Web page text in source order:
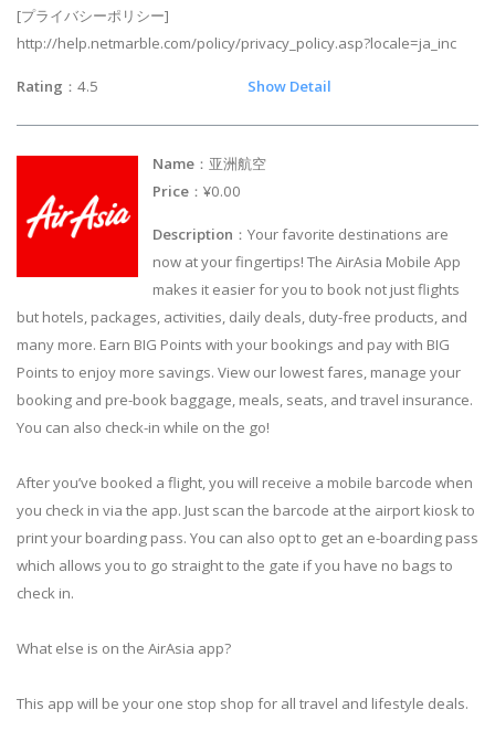
[プライバシーポリシー]
http://help.netmarble.com/policy/privacy_policy.asp?locale=ja_inc
Rating ：4.5 Show Detail
Name ：亚洲航空
Price ：¥0.00
Description ：Your favorite destinations are
now at your fingertips! The AirAsia Mobile App
makes it easier for you to book not just flights
but hotels, packages, activities, daily deals, duty-free products, and
many more. Earn BIG Points with your bookings and pay with BIG
Points to enjoy more savings. View our lowest fares, manage your
booking and pre-book baggage, meals, seats, and travel insurance.
You can also check-in while on the go!
After you’ve booked a flight, you will receive a mobile barcode when
you check in via the app. Just scan the barcode at the airport kiosk to
print your boarding pass. You can also opt to get an e-boarding pass
which allows you to go straight to the gate if you have no bags to
check in.
What else is on the AirAsia app?
This app will be your one stop shop for all travel and lifestyle deals.